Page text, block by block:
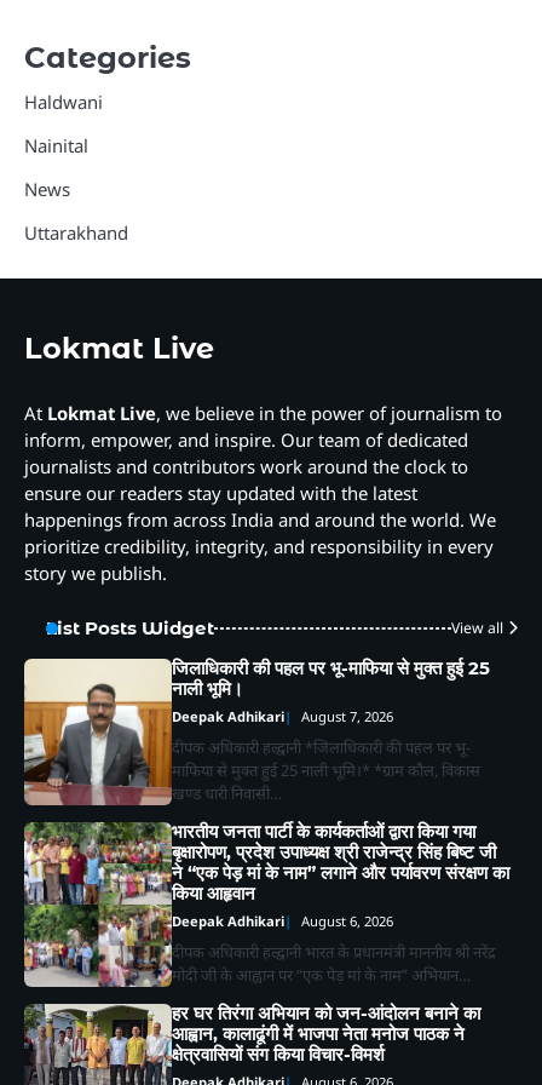
Categories
Haldwani
Nainital
News
Uttarakhand
Lokmat Live
At Lokmat Live, we believe in the power of journalism to
inform, empower, and inspire. Our team of dedicated
journalists and contributors work around the clock to
ensure our readers stay updated with the latest
happenings from across India and around the world. We
prioritize credibility, integrity, and responsibility in every
story we publish.
List Posts Widget View all
जिलाधिकारी की पहल पर भू-माफिया से मुक्त हुई 25
नाली भूमि।
Deepak Adhikari August 7, 2026
दीपक अधिकारी हल्द्वानी *जिलाधिकारी की पहल पर भू-
माफिया से मुक्त हुई 25 नाली भूमि।* *ग्राम कौल, विकास
खण्ड धारी निवासी…
भारतीय जनता पार्टी के कार्यकर्ताओं द्वारा किया गया
बृक्षारोपण, प्रदेश उपाध्यक्ष श्री राजेन्द्र सिंह बिष्ट जी
ने “एक पेड़ मां के नाम” लगाने और पर्यावरण संरक्षण का
किया आहृवान
Deepak Adhikari August 6, 2026
दीपक अधिकारी हल्द्वानी भारत के प्रधानमंत्री माननीय श्री नरेंद्र
मोदी जी के आह्वान पर “एक पेड़ मां के नाम” अभियान…
हर घर तिरंगा अभियान को जन-आंदोलन बनाने का
आह्वान, कालाढूंगी में भाजपा नेता मनोज पाठक ने
क्षेत्रवासियों संग किया विचार-विमर्श